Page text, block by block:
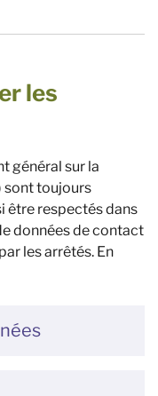
les
général sur la
sont toujours
être respectés dans
données de contact
les arrêtés. En